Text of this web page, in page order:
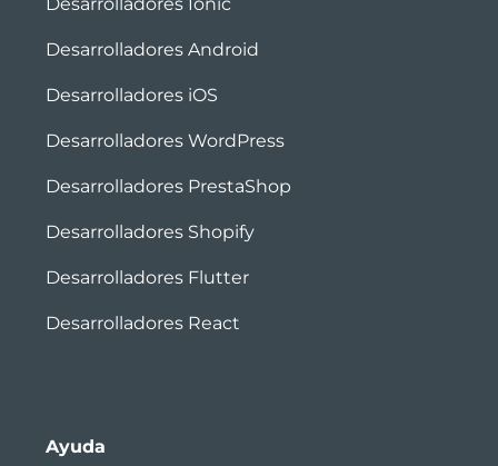
Desarrolladores Android
Desarrolladores iOS
Desarrolladores WordPress
Desarrolladores PrestaShop
Desarrolladores Shopify
Desarrolladores Flutter
Desarrolladores React
Ayuda